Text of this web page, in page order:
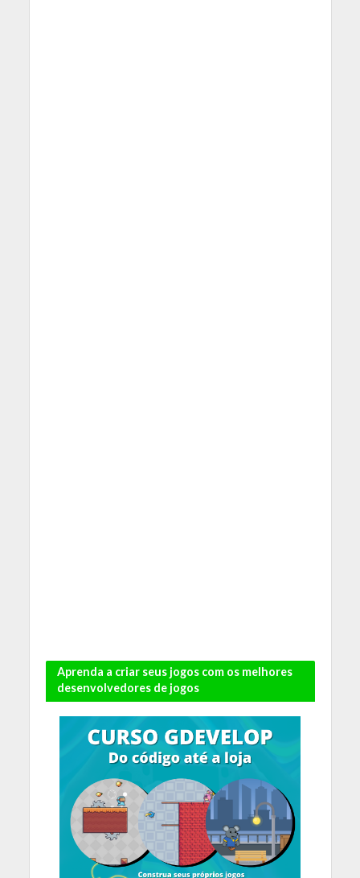
Aprenda a criar seus jogos com os melhores
desenvolvedores de jogos